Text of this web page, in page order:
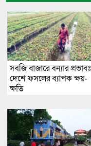
সবজি বাজারে বন্যার প্রভাবঃ
দেশে ফসলের ব্যাপক ক্ষয়-
ক্ষতি